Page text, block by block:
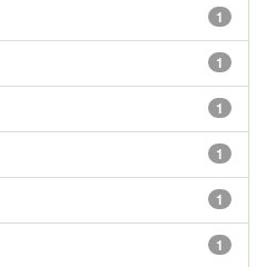
1
1
1
1
1
1